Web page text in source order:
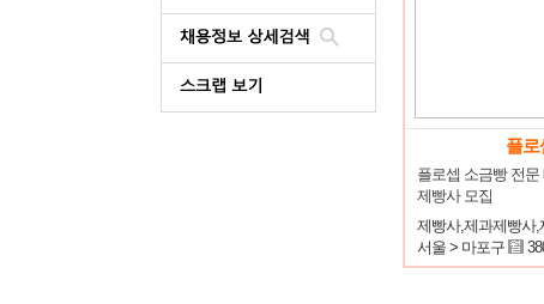
플로
플로셉 소금빵 전문
제빵사 모집
제빵사,제과제빵사
서울 > 마포구